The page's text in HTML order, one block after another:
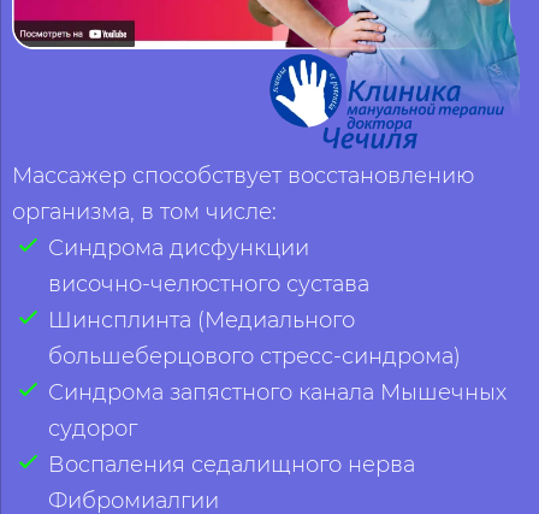
Массажер способствует восстановлению
организма, в том числе:
Синдрома дисфункции
височно‑челюстного сустава
Шинсплинта (Медиального
большеберцового стресс‑синдрома)
Синдрома запястного канала Мышечных
судорог
Воспаления седалищного нерва
Фибромиалгии